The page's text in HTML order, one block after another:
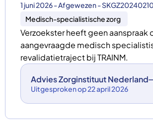
1 juni 2026 - Afgewezen -
Medisch-specialistische zorg
Verzoekster heeft geen aanspraak
aangevraagde medisch
revalidatietraject bij TRAINM.
Advies Zorginstituut Nederland
Uitgesproken op 22 april 2026